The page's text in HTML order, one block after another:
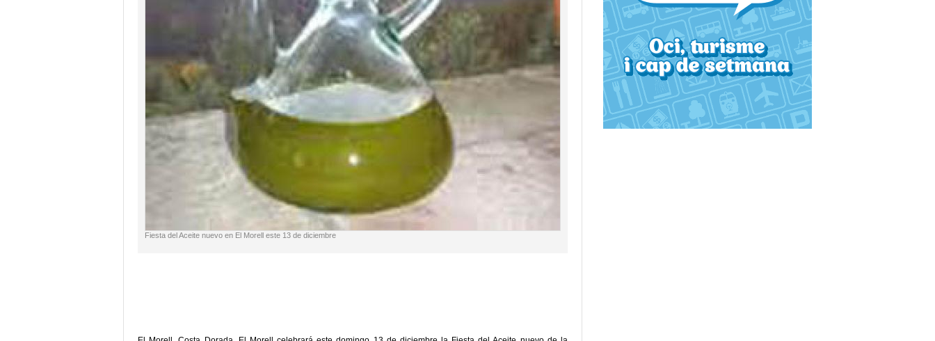
Fiesta del Aceite nuevo en El Morell este 13 de diciembre